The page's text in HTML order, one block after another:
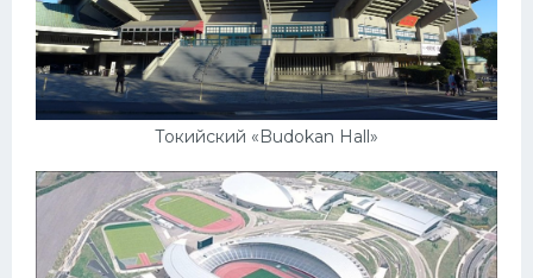
Токийский «Budokan Hall»